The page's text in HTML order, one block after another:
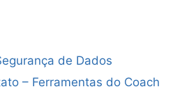
de Dados
– Ferramentas do Coach